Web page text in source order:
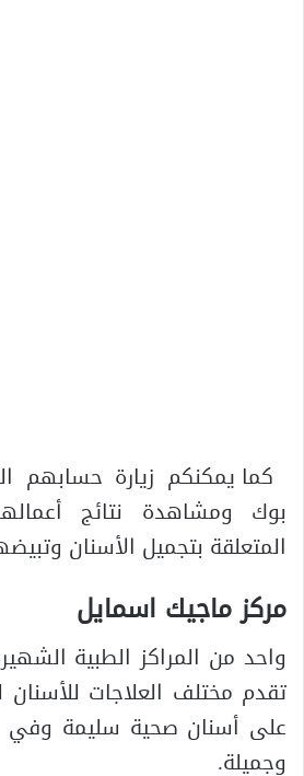
كما يمكنكم زيارة
بوك ومشاهدة نتائج
المتعلقة بتجميل الأسنان
مركز ماجيك اسمايل
واحد من المراكز الطبية
تقدم مختلف العلاجات
على أسنان صحية سليمة وفي
وجميلة.